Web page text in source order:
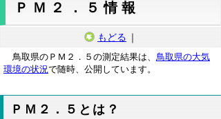
ＰＭ２．５情報
もどる ｜
鳥取県のＰＭ２．５の測定結果は、 鳥取県の大気
環境の状況で随時、公開しています。
ＰＭ２．５とは？